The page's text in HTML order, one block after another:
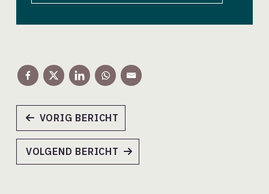
VORIG BERICHT
VOLGEND BERICHT